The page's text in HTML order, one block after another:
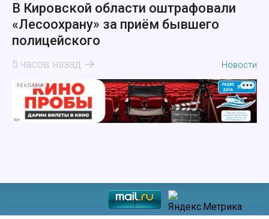
В Кировской области оштрафовали
«Лесоохрану» за приём бывшего
полицейского
5 часов назад Новости
РЕКЛАМА